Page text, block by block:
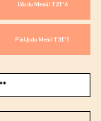
L'As du Mesnil 1'21''6
Pin Up du Menil 1'31''5